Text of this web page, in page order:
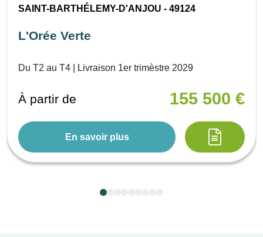
SAINT-BARTHÉLEMY-D'ANJOU - 49124
L'Orée Verte
Du T2 au T4 | Livraison 1er trimèstre 2029
À partir de 155 500 €
En savoir plus